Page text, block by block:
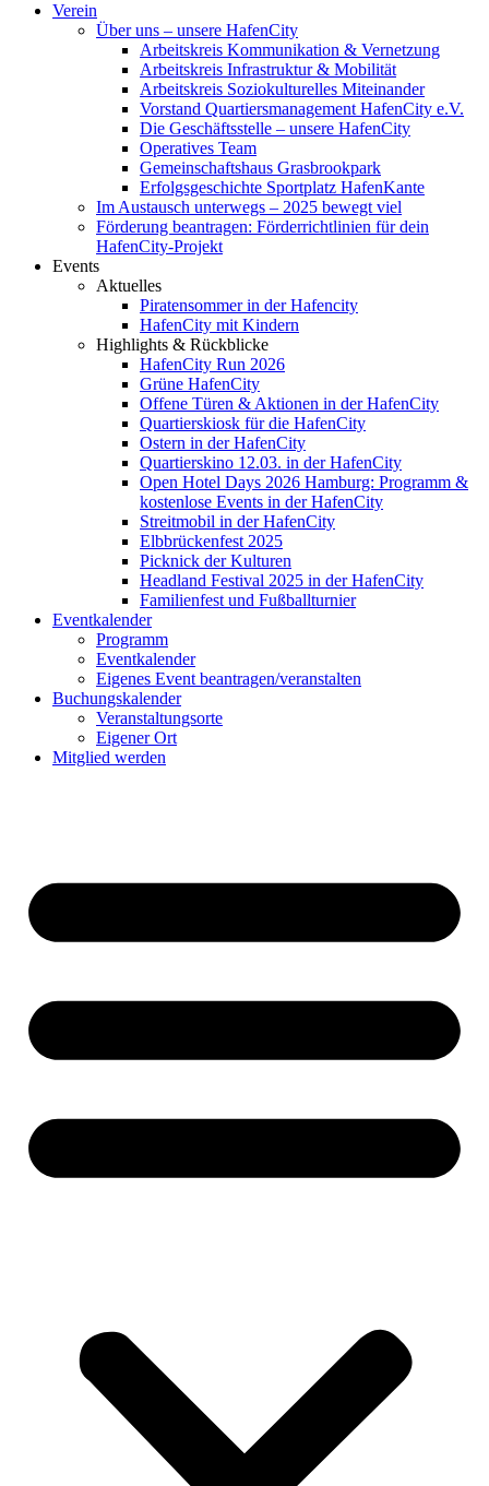
Verein
Über uns – unsere HafenCity
Arbeitskreis Kommunikation & Vernetzung
Arbeitskreis Infrastruktur & Mobilität
Arbeitskreis Soziokulturelles Miteinander
Vorstand Quartiersmanagement HafenCity e.V.
Die Geschäftsstelle – unsere HafenCity
Operatives Team
Gemeinschaftshaus Grasbrookpark
Erfolgsgeschichte Sportplatz HafenKante
Im Austausch unterwegs – 2025 bewegt viel
Förderung beantragen: Förderrichtlinien für dein
HafenCity-Projekt
Events
Aktuelles
Piratensommer in der Hafencity
HafenCity mit Kindern
Highlights & Rückblicke
HafenCity Run 2026
Grüne HafenCity
Offene Türen & Aktionen in der HafenCity
Quartierskiosk für die HafenCity
Ostern in der HafenCity
Quartierskino 12.03. in der HafenCity
Open Hotel Days 2026 Hamburg: Programm &
kostenlose Events in der HafenCity
Streitmobil in der HafenCity
Elbbrückenfest 2025
Picknick der Kulturen
Headland Festival 2025 in der HafenCity
Familienfest und Fußballturnier
Eventkalender
Programm
Eventkalender
Eigenes Event beantragen/veranstalten
Buchungskalender
Veranstaltungsorte
Eigener Ort
Mitglied werden